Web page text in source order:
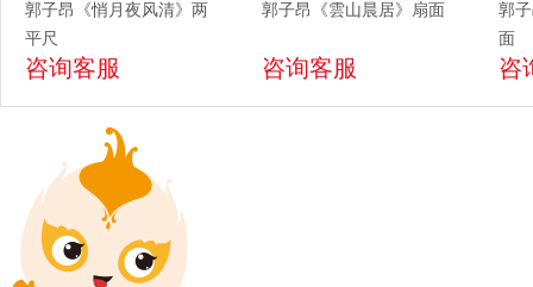
郭子昂《悄月夜风清》两
平尺
咨询客服
郭子昂《雲山晨居》扇面
咨询客服
郭
面
咨